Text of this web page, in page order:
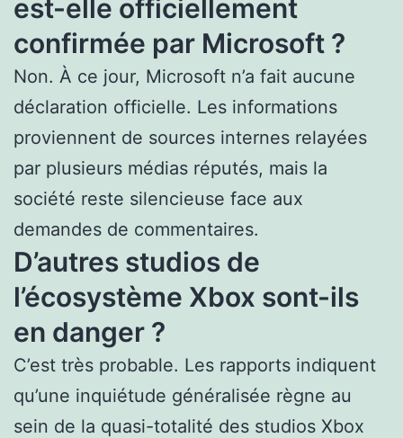
est-elle officiellement
confirmée par Microsoft ?
Non. À ce jour, Microsoft n’a fait aucune
déclaration officielle. Les informations
proviennent de sources internes relayées
par plusieurs médias réputés, mais la
société reste silencieuse face aux
demandes de commentaires.
D’autres studios de
l’écosystème Xbox sont-ils
en danger ?
C’est très probable. Les rapports indiquent
qu’une inquiétude généralisée règne au
sein de la quasi-totalité des studios Xbox